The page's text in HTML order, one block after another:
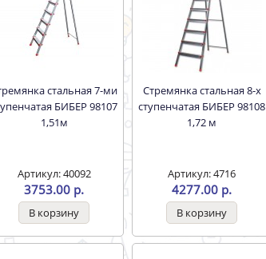
БИБЕР 98107
1,51м
Артикул: 40092
3753.00 р.
Стремянка стальная 8-х
ступенчатая БИБЕР 98108
1,72 м
Артикул: 4716
4277.00 р.